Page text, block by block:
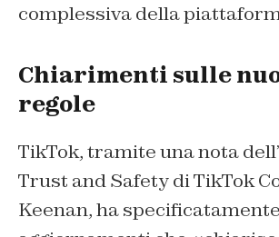
complessiva della
Chiarimenti sulle
regole
TikTok, tramite una nota
Trust and Safety di TikTok
Keenan, ha